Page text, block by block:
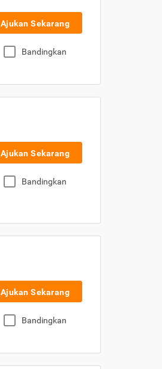
Ajukan Sekarang
Bandingkan
Ajukan Sekarang
Bandingkan
Ajukan Sekarang
Bandingkan